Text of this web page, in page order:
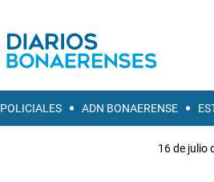
POLICIALES ADN BONAERENSE
16 de julio